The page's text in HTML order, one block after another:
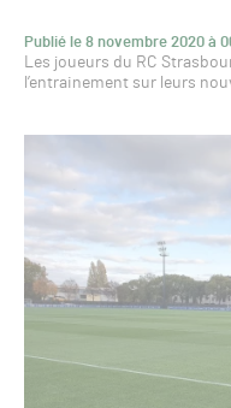
Publié le 8 novembre 2020 à
Les joueurs du RC
l’entrainement sur leurs